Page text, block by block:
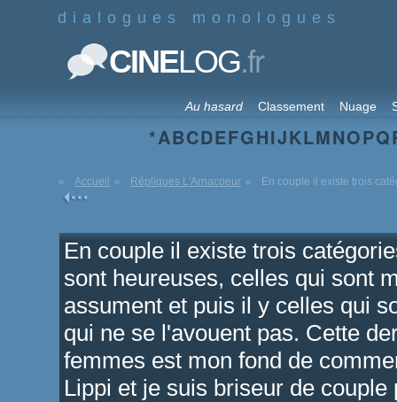
dialogues monologues
CINELOG.fr
Au hasard Classement Nuage
*ABCDEFGHIJKLMNOPQ
Accueil Répliques L'Arnacoeur En couple il existe trois
En couple il existe trois
sont heureuses, celles qui sont
assument et puis il y celles qui
qui ne se l'avouent pas. Cette
femmes est mon fond de
Lippi et je suis briseur de couple